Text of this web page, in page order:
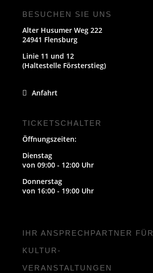
BESUCHEN SIE UNS
Alter Husumer Weg 222
24941 Flensburg
Linie 11 und 12
(Haltestelle Försterstieg)
Anfahrt
TICKETSCHALTER
Öffnungszeiten:
Dienstag
von 09:00 - 12:00 Uhr
Donnerstag
von 16:00 - 19:00 Uhr
IHR ANSPRECHPARTNER FÜR
KULTUR-
VERANSTALTUNGEN